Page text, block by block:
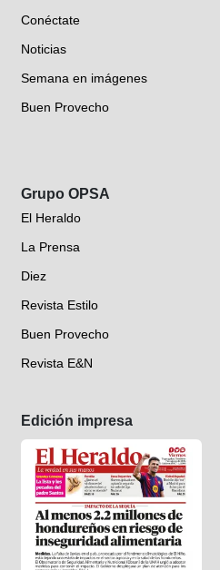
Conéctate
Noticias
Semana en imágenes
Buen Provecho
Grupo OPSA
El Heraldo
La Prensa
Diez
Revista Estilo
Buen Provecho
Revista E&N
Edición impresa